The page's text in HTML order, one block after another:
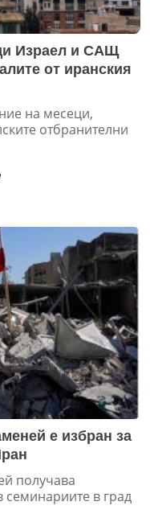
Израел и САЩ
от иранския
на месеци,
отбранителни
е избран за
получава
семинариите в град